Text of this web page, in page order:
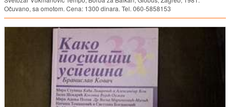
Očuvano, sa omotom. Cena: 1300 dinara. Tel. 060-5858153